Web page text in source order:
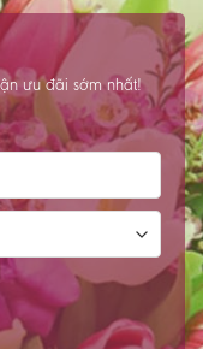
ưu đãi sớm nhất!